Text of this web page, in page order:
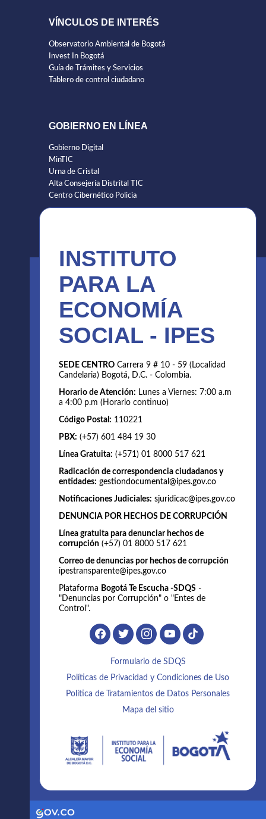
VÍNCULOS DE INTERÉS
Observatorio Ambiental de Bogotá
Invest In Bogotá
Guía de Trámites y Servicios
Tablero de control ciudadano
GOBIERNO EN LÍNEA
Gobierno Digital
MinTIC
Urna de Cristal
Alta Consejería Distrital TIC
Centro Cibernético Policia
INSTITUTO
PARA LA
ECONOMÍA
SOCIAL - IPES
SEDE CENTRO Carrera 9 # 10 - 59 (Localidad
Candelaria) Bogotá, D.C. - Colombia.
Horario de Atención: Lunes a Viernes: 7:00 a.m
a 4:00 p.m (Horario continuo)
Código Postal: 110221
PBX: (+57) 601 484 19 30
Línea Gratuita: (+571) 01 8000 517 621
Radicación de correspondencia ciudadanos y
entidades: gestiondocumental@ipes.gov.co
Notificaciones Judiciales: sjuridicac@ipes.gov.co
DENUNCIA POR HECHOS DE CORRUPCIÓN
Línea gratuita para denunciar hechos de
corrupción (+57) 01 8000 517 621
Correo de denuncias por hechos de corrupción
ipestransparente@ipes.gov.co
Plataforma Bogotá Te Escucha -SDQS -
"Denuncias por Corrupción" o "Entes de
Control".
Formulario de SDQS
Políticas de Privacidad y Condiciones de Uso
Política de Tratamientos de Datos Personales
Mapa del sitio